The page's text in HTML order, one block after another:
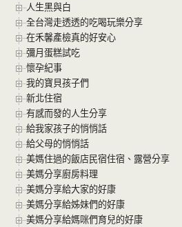
人生黑與白
全台灣走透透的吃喝玩樂分享
在禾馨產檢真的好安心
彌月蛋糕試吃
懷孕紀事
我的寶貝孩子們
新北住宿
有感而發的人生分享
給我家孩子的悄悄話
給父母的悄悄話
美媽住過的飯店民宿住宿、露營分享
美媽分享廚房料理
美媽分享給大家的好康
美媽分享給姊妹們的好康
美媽分享給媽咪們育兒的好康